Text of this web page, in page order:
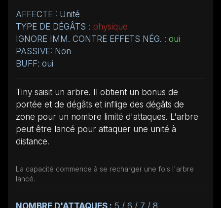
AFFECTE : Unité
TYPE DE DÉGÂTS : physique
IGNORE IMM. CONTRE EFFETS NÉG. : oui
PASSIVE: Non
BUFF: oui
Tiny saisit un arbre. Il obtient un bonus de
portée et de dégâts et inflige des dégâts de
zone pour un nombre limité d'attaques. L'arbre
peut être lancé pour attaquer une unité à
distance.
La capacité commence à se recharger une fois l'arbre
lancé.
NOMBRE D'ATTAQUES : 5 / 6 / 7 / 8